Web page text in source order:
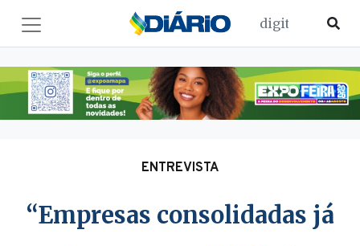
ENTREVISTA
“Empresas consolidadas já